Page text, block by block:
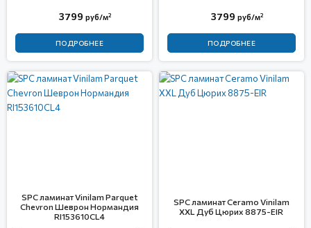
3799 руб/м2
ПОДРОБНЕЕ
3799 руб/м2
ПОДРОБНЕЕ
SPC ламинат Vinilam Parquet
Chevron Шеврон Нормандия
RI153610CL4
SPC ламинат Ceramo Vinilam
XXL Дуб Цюрих 8875-EIR